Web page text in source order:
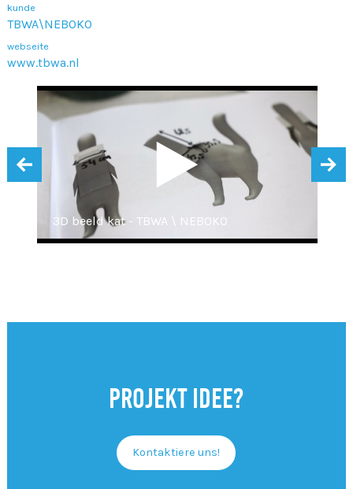
kunde
TBWA\NEBOKO
webseite
www.tbwa.nl
3D beeld kat - TBWA \ NEBOKO
‹ ›
Projekt Idee?
Kontaktiere uns!